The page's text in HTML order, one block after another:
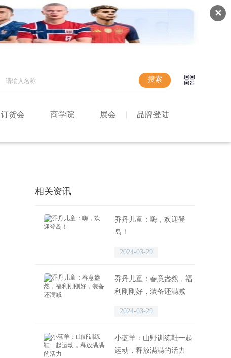
✕
订货会 商学院 展会 品牌登陆
相关资讯
乔丹儿童：嗨，欢迎登
岛！
2024-03-29
乔丹儿童：春意盎然，福
利刚刚好，装备还满减
2024-03-29
小蓝羊：山野训练鞋一起
运动，释放满满的活力